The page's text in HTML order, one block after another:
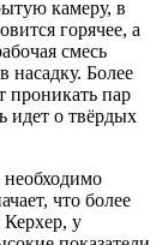
камеру, в
горячее, а
смесь
насадку. Более
проникать пар
идет о твёрдых
что более
Керхер, у